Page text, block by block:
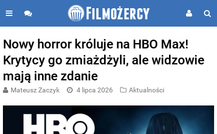
Nowy horror króluje na HBO Max!
Krytycy go zmiażdżyli, ale widzowie
mają inne zdanie
Mateusz Zaczyk 4 lipca 2026 Aktualności